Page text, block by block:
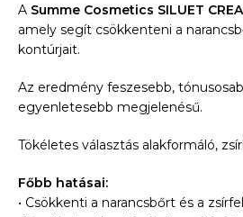
A Summe Cosmetics SILUET
amely segít csökkenteni a
kontúrjait.
Az eredmény feszesebb,
egyenletesebb megjelenésű.
Tökéletes választás alakformáló,
Főbb hatásai:
• Csökkenti a narancsbőrt és a